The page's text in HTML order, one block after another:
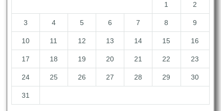
1 2
3 4 5 6 7 8 9
10 11 12 13 14 15 16
17 18 19 20 21 22 23
24 25 26 27 28 29 30
31